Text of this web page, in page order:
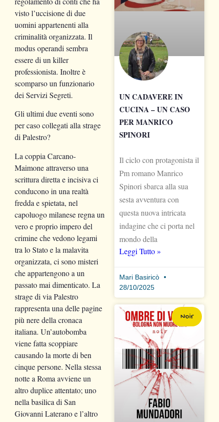
visto l’uccisione di due
uomini appartenenti alla
criminalità organizzata. Il
modus operandi sembra
essere di un killer
professionista. Inoltre è
scomparso un funzionario
dei Servizi Segreti.
Gli ultimi due eventi sono
per caso collegati alla strage
di Palestro?
La coppia Carcano-
Maimone attraverso una
scrittura diretta e incisiva ci
conducono in una realtà
fredda e spietata, nel
capoluogo milanese regna un
vero e proprio impero del
crimine che vedono legami
tra lo Stato e la malavita
organizzata, ci sono misteri
che appartengono a un
passato mai dimenticato. La
strage di via Palestro
rappresenta una delle pagine
più nere della cronaca
italiana. Un’autobomba
viene fatta scoppiare
causando la morte di ben
cinque persone. Nella stessa
notte a Roma avviene un
altro duplice attentato; uno
nella basilica di San
Giovanni Laterano e l’altro
UN CADAVERE IN
CUCINA – UN CASO
PER MANRICO
SPINORI
Il ciclo con protagonista il
Pm romano Manrico
Spinori sbarca alla sua
sesta avventura con
questa nuova intricata
indagine che ci porta nel
mondo della
Leggi Tutto »
Mari Basiricò
28/10/2025
Noir